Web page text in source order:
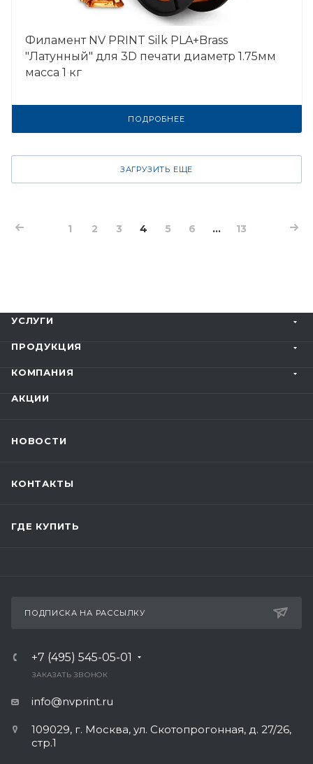
Филамент NV PRINT Silk PLA+Brass
"Латунный" для 3D печати диаметр 1.75мм
масса 1 кг
ПОДРОБНЕЕ
ЗАГРУЗИТЬ ЕЩЕ
1 2 3 4 5 6 ... 13
УСЛУГИ
ПРОДУКЦИЯ
КОМПАНИЯ
АКЦИИ
НОВОСТИ
КОНТАКТЫ
ГДЕ КУПИТЬ
ПОДПИСКА НА РАССЫЛКУ
+7 (495) 545-05-01
ЗАКАЗАТЬ ЗВОНОК
info@nvprint.ru
109029, г. Москва, ул. Скотопрогонная, д. 27/26,
стр.1